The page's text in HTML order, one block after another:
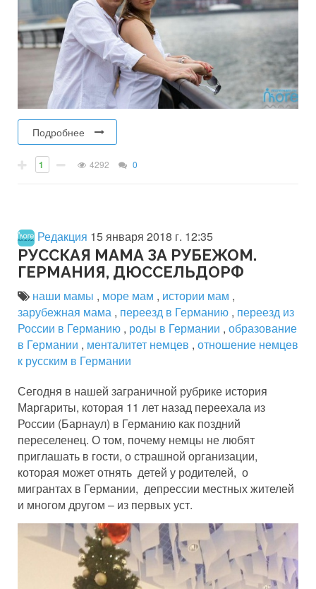
Подробнее
1 4292 0
Редакция 15 января 2018 г. 12:35
РУССКАЯ МАМА ЗА РУБЕЖОМ.
ГЕРМАНИЯ, ДЮССЕЛЬДОРФ
наши мамы , море мам , истории мам ,
зарубежная мама , переезд в Германию , переезд из
России в Германию , роды в Германии , образование
в Германии , менталитет немцев , отношение немцев
к русским в Германии
Сегодня в нашей заграничной рубрике история
Маргариты, которая 11 лет назад переехала из
России (Барнаул) в Германию как поздний
переселенец. О том, почему немцы не любят
приглашать в гости, о страшной организации,
которая может отнять детей у родителей, о
мигрантах в Германии, депрессии местных жителей
и многом другом – из первых уст.